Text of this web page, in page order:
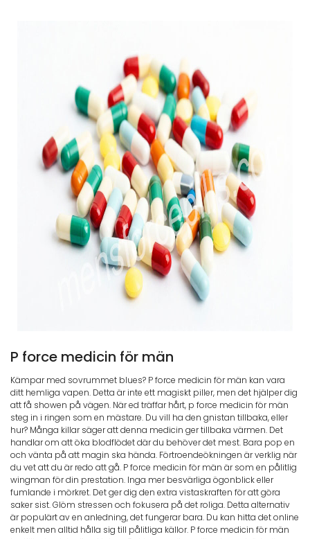
P force medicin för män
Kämpar med sovrummet blues? P force medicin för män kan vara
ditt hemliga vapen. Detta är inte ett magiskt piller, men det hjälper dig
att få showen på vägen. När ed träffar hårt, p force medicin för män
steg in i ringen som en mästare. Du vill ha den gnistan tillbaka, eller
hur? Många killar säger att denna medicin ger tillbaka värmen. Det
handlar om att öka blodflödet där du behöver det mest. Bara pop en
och vänta på att magin ska hända. Förtroendeökningen är verklig när
du vet att du är redo att gå. P force medicin för män är som en pålitlig
wingman för din prestation. Inga mer besvärliga ögonblick eller
fumlande i mörkret. Det ger dig den extra vistaskraften för att göra
saker sist. Glöm stressen och fokusera på det roliga. Detta alternativ
är populärt av en anledning, det fungerar bara. Du kan hitta det online
enkelt men alltid hålla sig till pålitliga källor. P force medicin för män